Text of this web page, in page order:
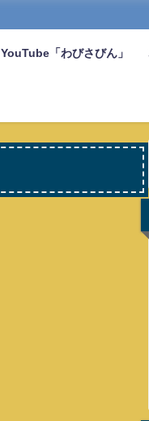
YouTube「わびさびん」